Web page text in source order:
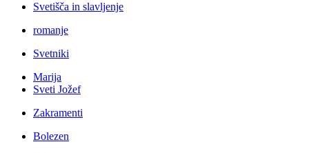
Svetišča in slavljenje
romanje
Svetniki
Marija
Sveti Jožef
Zakramenti
Bolezen